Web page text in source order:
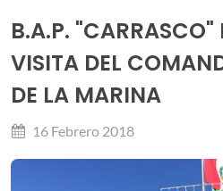
B.A.P. "CARRASCO"
VISITA DEL
DE LA MARINA
16 Febrero 2018